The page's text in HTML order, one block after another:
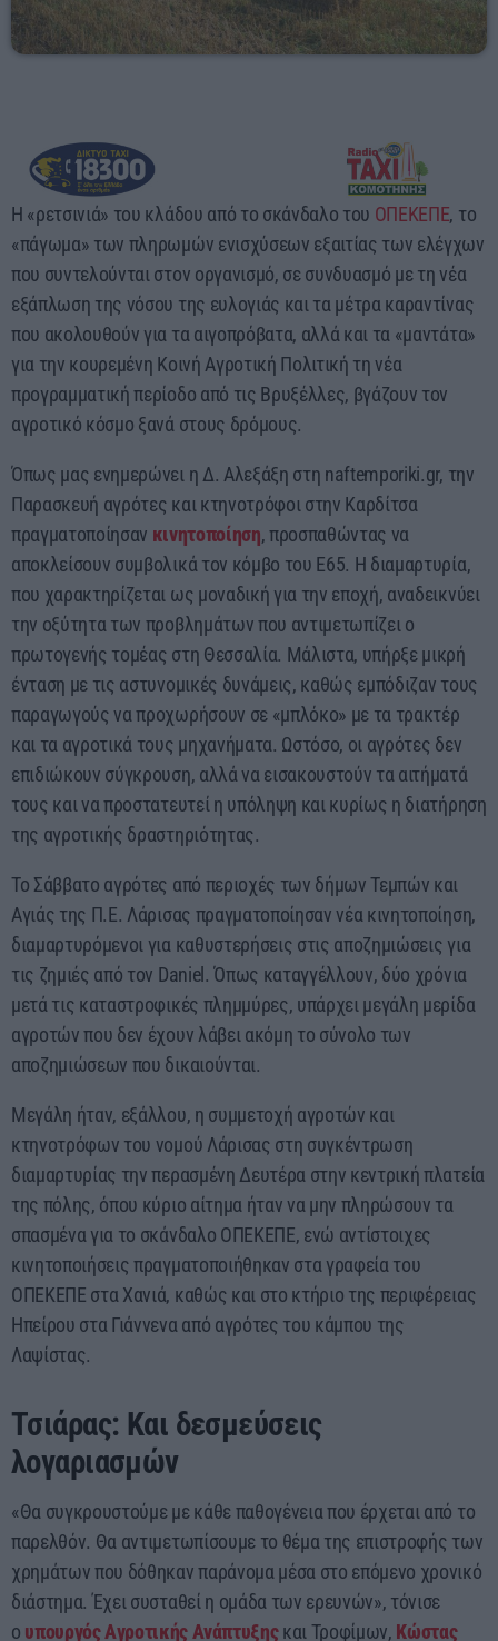
ΕΡΚΟ
ERKO
05:00 - 06:00
Η «ρετσινιά» του κλάδου από το σκάνδαλο του ΟΠΕΚΕΠΕ, το
«πάγωμα» των πληρωμών ενισχύσεων εξαιτίας των ελέγχων
που συντελούνται στον οργανισμό, σε συνδυασμό με τη νέα
εξάπλωση της νόσου της ευλογιάς και τα μέτρα καραντίνας
που ακολουθούν για τα αιγοπρόβατα, αλλά και τα «μαντάτα»
για την κουρεμένη Κοινή Αγροτική Πολιτική τη νέα
προγραμματική περίοδο από τις Βρυξέλλες, βγάζουν τον
αγροτικό κόσμο ξανά στους δρόμους.
Όπως μας ενημερώνει η Δ. Αλεξάξη στη naftemporiki.gr, την
Παρασκευή αγρότες και κτηνοτρόφοι στην Καρδίτσα
πραγματοποίησαν κινητοποίηση, προσπαθώντας να
αποκλείσουν συμβολικά τον κόμβο του Ε65. Η διαμαρτυρία,
που χαρακτηρίζεται ως μοναδική για την εποχή, αναδεικνύει
την οξύτητα των προβλημάτων που αντιμετωπίζει ο
πρωτογενής τομέας στη Θεσσαλία. Μάλιστα, υπήρξε μικρή
ένταση με τις αστυνομικές δυνάμεις, καθώς εμπόδιζαν τους
παραγωγούς να προχωρήσουν σε «μπλόκο» με τα τρακτέρ
και τα αγροτικά τους μηχανήματα. Ωστόσο, οι αγρότες δεν
επιδιώκουν σύγκρουση, αλλά να εισακουστούν τα αιτήματά
τους και να προστατευτεί η υπόληψη και κυρίως η διατήρηση
της αγροτικής δραστηριότητας.
Το Σάββατο αγρότες από περιοχές των δήμων Τεμπών και
Αγιάς της Π.Ε. Λάρισας πραγματοποίησαν νέα κινητοποίηση,
διαμαρτυρόμενοι για καθυστερήσεις στις αποζημιώσεις για
τις ζημιές από τον Daniel. Όπως καταγγέλλουν, δύο χρόνια
μετά τις καταστροφικές πλημμύρες, υπάρχει μεγάλη μερίδα
αγροτών που δεν έχουν λάβει ακόμη το σύνολο των
αποζημιώσεων που δικαιούνται.
Μεγάλη ήταν, εξάλλου, η συμμετοχή αγροτών και
κτηνοτρόφων του νομού Λάρισας στη συγκέντρωση
διαμαρτυρίας την περασμένη Δευτέρα στην κεντρική πλατεία
της πόλης, όπου κύριο αίτημα ήταν να μην πληρώσουν τα
σπασμένα για το σκάνδαλο ΟΠΕΚΕΠΕ, ενώ αντίστοιχες
κινητοποιήσεις πραγματοποιήθηκαν στα γραφεία του
ΟΠΕΚΕΠΕ στα Χανιά, καθώς και στο κτήριο της περιφέρειας
Ηπείρου στα Γιάννενα από αγρότες του κάμπου της
Λαψίστας.
Τσιάρας: Και δεσμεύσεις
λογαριασμών
«Θα συγκρουστούμε με κάθε παθογένεια που έρχεται από το
παρελθόν. Θα αντιμετωπίσουμε το θέμα της επιστροφής των
χρημάτων που δόθηκαν παράνομα μέσα στο επόμενο χρονικό
διάστημα. Έχει συσταθεί η ομάδα των ερευνών», τόνισε
ο υπουργός Αγροτικής Ανάπτυξηςκαι Τροφίμων, Κώστας